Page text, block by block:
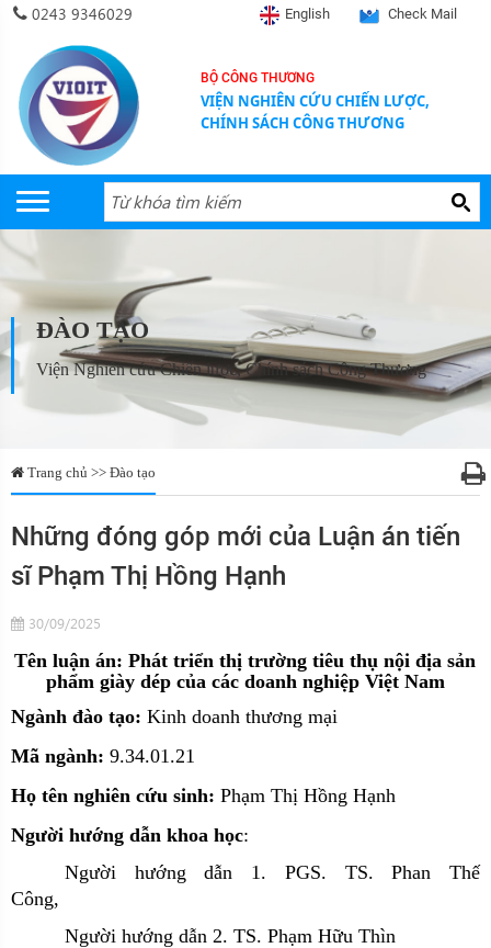
0243 9346029 English Check Mail
BỘ CÔNG THƯƠNG
VIỆN NGHIÊN CỨU CHIẾN LƯỢC,
CHÍNH SÁCH CÔNG THƯƠNG
ĐÀO TẠO
Viện Nghiên cứu Chiến lược, Chính sách Công Thương
Trang chủ >> Đào tạo
Những đóng góp mới của Luận án tiến
sĩ Phạm Thị Hồng Hạnh
30/09/2025
Tên luận án: Phát triển thị trường tiêu thụ nội địa sản
phẩm giày dép của các doanh nghiệp Việt Nam
Ngành đào tạo: Kinh doanh thương mại
Mã ngành: 9.34.01.21
Họ tên nghiên cứu sinh: Phạm Thị Hồng Hạnh
Người hướng dẫn khoa học:
Người hướng dẫn 1. PGS. TS. Phan Thế
Công,
Người hướng dẫn 2. TS. Phạm Hữu Thìn